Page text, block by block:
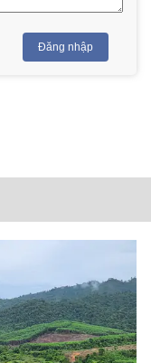
Đăng nhập